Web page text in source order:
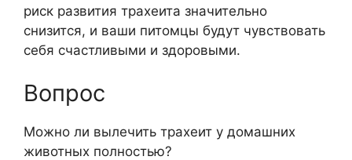
риск развития трахеита значительно
снизится, и ваши питомцы будут чувствовать
себя счастливыми и здоровыми.
Вопрос
Можно ли вылечить трахеит у домашних
животных полностью?